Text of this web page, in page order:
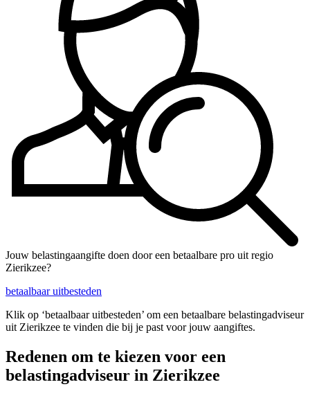
Jouw belastingaangifte doen door een betaalbare pro uit regio
Zierikzee?
betaalbaar uitbesteden
Klik op ‘betaalbaar uitbesteden’ om een betaalbare belastingadviseur
uit Zierikzee te vinden die bij je past voor jouw aangiftes.
Redenen om te kiezen voor een
belastingadviseur in Zierikzee